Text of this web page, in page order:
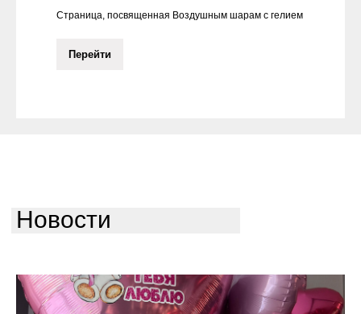
Страница, посвященная Воздушным шарам с гелием
Перейти
Новости